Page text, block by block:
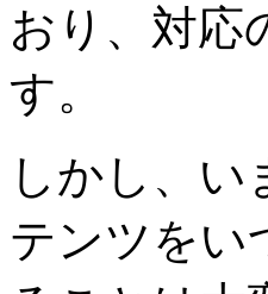
おり、対応
す。
しかし、
テンツをい